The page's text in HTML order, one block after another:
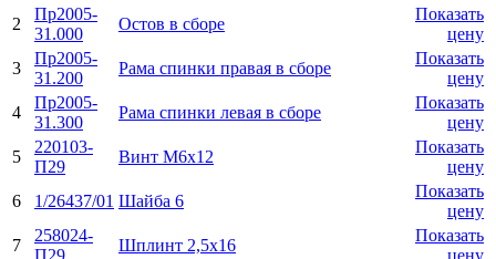
2
Пр2005-
31.000
Остов в сборе
Показать
цену
3
Пр2005-
31.200
Рама спинки правая в сборе
Показать
цену
4
Пр2005-
31.300
Рама спинки левая в сборе
Показать
цену
5
220103-
П29
Винт М6х12
Показать
цену
6
1/26437/01 Шайба 6
Показать
цену
7
258024-
П29
Шплинт 2,5х16
Показать
цену